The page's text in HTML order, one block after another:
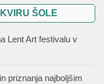
ŠOLE
Lent Art festivalu v
priznanja najboljšim